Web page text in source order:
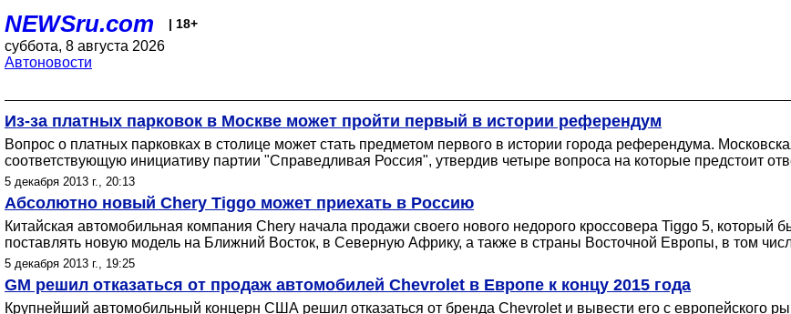
NEWSru.com | 18+
суббота, 8 августа 2026
Автоновости
Из-за платных парковок в Москве может пройти первый в истории референдум
Вопрос о платных парковках в столице может стать предметом первого в истории города референдума.
соответствующую инициативу партии "Справедливая Россия", утвердив четыре вопроса на которые предстоит
5 декабря 2013 г., 20:13
Абсолютно новый Chery Tiggo может приехать в Россию
Китайская автомобильная компания Chery начала продажи своего нового недорого кроссовера Tiggo 5, который
поставлять новую модель на Ближний Восток, в Северную Африку, а также в страны Восточной Европы, в том
5 декабря 2013 г., 19:25
GM решил отказаться от продаж автомобилей Chevrolet в Европе к концу 2015 года
Крупнейший автомобильный концерн США решил отказаться от бренда Chevrolet и вывести его с европейского